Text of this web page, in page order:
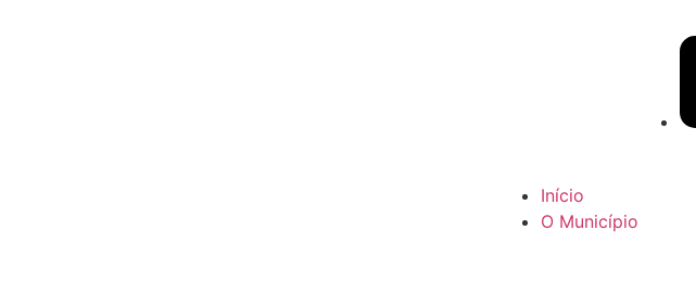
Início
O Município